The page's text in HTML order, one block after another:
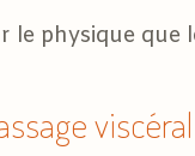
le physique